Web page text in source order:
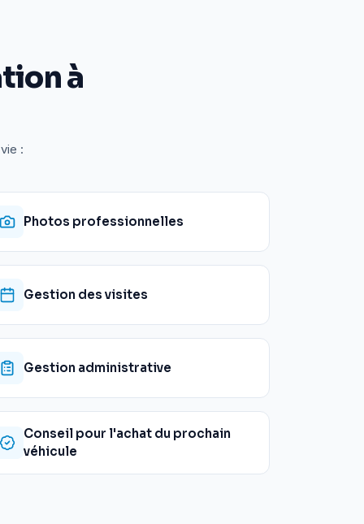
à
:
Photos professionnelles
Gestion des visites
Gestion administrative
Conseil pour l'achat du prochain
véhicule